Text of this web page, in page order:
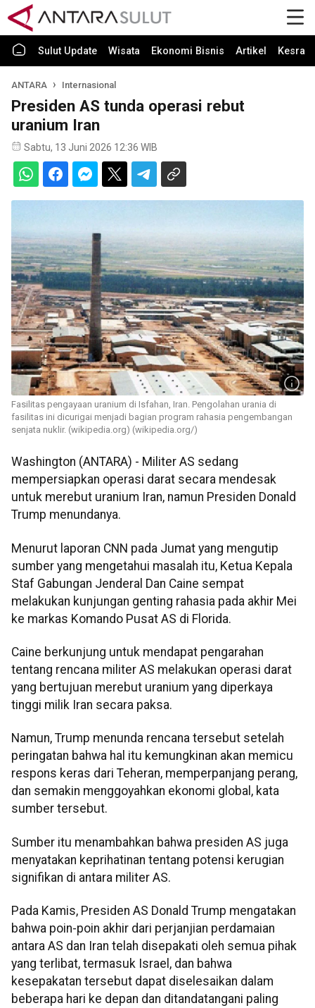
Sulut Update Wisata Ekonomi Bisnis Artikel Kesra
ANTARA Internasional
Presiden AS tunda operasi rebut
uranium Iran
Sabtu, 13 Juni 2026 12:36 WIB
Fasilitas pengayaan uranium di Isfahan, Iran. Pengolahan urania di
fasilitas ini dicurigai menjadi bagian program rahasia pengembangan
senjata nuklir. (wikipedia.org) (wikipedia.org/)
Washington (ANTARA) - Militer AS sedang
mempersiapkan operasi darat secara mendesak
untuk merebut uranium Iran, namun Presiden Donald
Trump menundanya.
Menurut laporan CNN pada Jumat yang mengutip
sumber yang mengetahui masalah itu, Ketua Kepala
Staf Gabungan Jenderal Dan Caine sempat
melakukan kunjungan genting rahasia pada akhir Mei
ke markas Komando Pusat AS di Florida.
Caine berkunjung untuk mendapat pengarahan
tentang rencana militer AS melakukan operasi darat
yang bertujuan merebut uranium yang diperkaya
tinggi milik Iran secara paksa.
Namun, Trump menunda rencana tersebut setelah
peringatan bahwa hal itu kemungkinan akan memicu
respons keras dari Teheran, memperpanjang perang,
dan semakin menggoyahkan ekonomi global, kata
sumber tersebut.
Sumber itu menambahkan bahwa presiden AS juga
menyatakan keprihatinan tentang potensi kerugian
signifikan di antara militer AS.
Pada Kamis, Presiden AS Donald Trump mengatakan
bahwa poin-poin akhir dari perjanjian perdamaian
antara AS dan Iran telah disepakati oleh semua pihak
yang terlibat, termasuk Israel, dan bahwa
kesepakatan tersebut dapat diselesaikan dalam
beberapa hari ke depan dan ditandatangani paling